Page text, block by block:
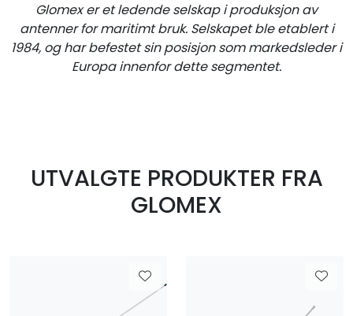
Glomex er et ledende selskap i produksjon av
antenner for maritimt bruk. Selskapet ble etablert i
1984, og har befestet sin posisjon som markedsleder i
Europa innenfor dette segmentet.
UTVALGTE PRODUKTER FRA
GLOMEX
VVS
Fritid/Sikkerhet